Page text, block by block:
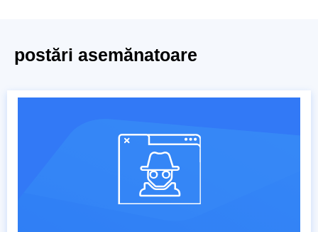
postări asemănatoare